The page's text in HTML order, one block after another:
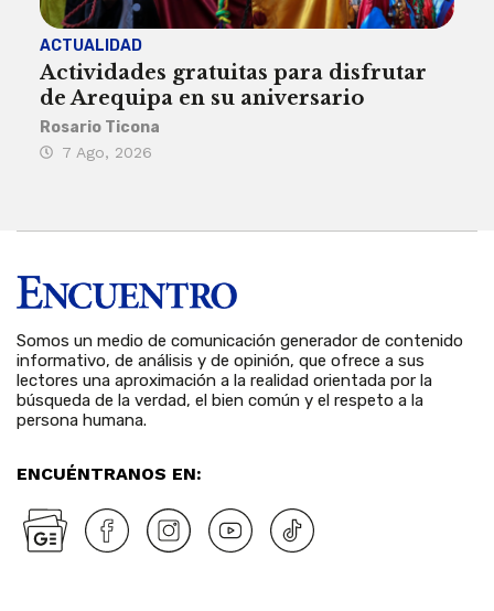
ACTUALIDAD
Actividades gratuitas para disfrutar
de Arequipa en su aniversario
Rosario Ticona
7 Ago, 2026
Somos un medio de comunicación generador de contenido
informativo, de análisis y de opinión, que ofrece a sus
lectores una aproximación a la realidad orientada por la
búsqueda de la verdad, el bien común y el respeto a la
persona humana.
ENCUÉNTRANOS EN: